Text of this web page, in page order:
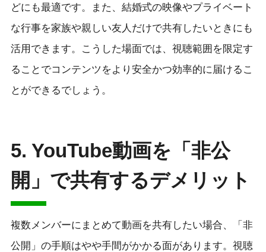
どにも最適です。また、結婚式の映像やプライベート
な行事を家族や親しい友人だけで共有したいときにも
活用できます。こうした場面では、視聴範囲を限定す
ることでコンテンツをより安全かつ効率的に届けるこ
とができるでしょう。
5. YouTube動画を「非公
開」で共有するデメリット
複数メンバーにまとめて動画を共有したい場合、「非
公開」の手順はやや手間がかかる面があります。視聴